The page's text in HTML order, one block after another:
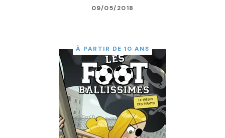
09/05/2018
À PARTIR DE 10 ANS